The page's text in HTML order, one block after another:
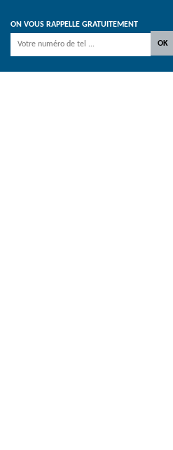
ON VOUS RAPPELLE GRATUITEMENT